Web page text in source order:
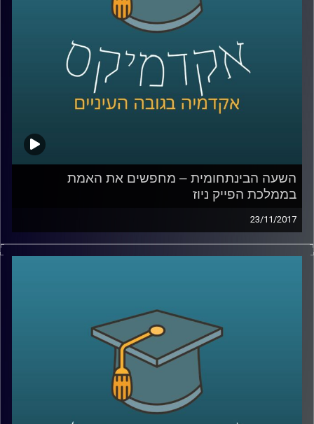
נולד הילד שיגיע לגיל 150
קרדיט תמונות: AudioVersity
השעה הבינתחומית – מחפשים את האמת
בממלכת הפייק ניוז
23/11/2017
בחודש דצמבר 2016 יצא מביתו צעיר אמריקני
של הילרי קלינטון. נשמע מופרך? זו אחת
התוצאות של כמויות הפייק ניוז שמציפות את
הרשת בשנים האחרונות. ד"ר צחי חייט עומד על
היקף התופעה, על האתגרים שהיא מציבה ועל
הרצון האנושי, שעדיין קיים, לתוכן אותנטי